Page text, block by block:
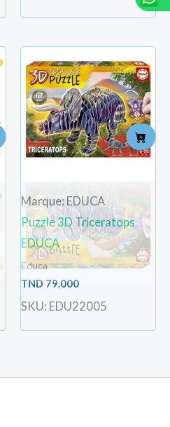
Marque: EDUCA
Puzzle 3D Triceratops
EDUCA
Educa
TND 79.000
SKU: EDU22005